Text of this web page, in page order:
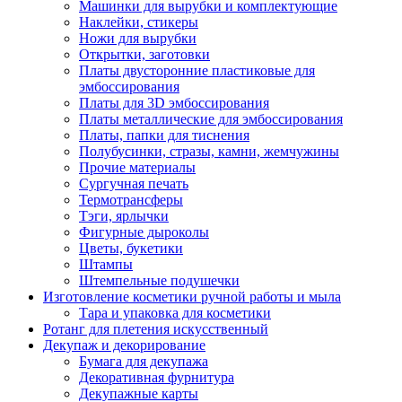
Машинки для вырубки и комплектующие
Наклейки, стикеры
Ножи для вырубки
Открытки, заготовки
Платы двусторонние пластиковые для
эмбоссирования
Платы для 3D эмбоссирования
Платы металлические для эмбоссирования
Платы, папки для тиснения
Полубусинки, стразы, камни, жемчужины
Прочие материалы
Сургучная печать
Термотрансферы
Тэги, ярлычки
Фигурные дыроколы
Цветы, букетики
Штампы
Штемпельные подушечки
Изготовление косметики ручной работы и мыла
Тара и упаковка для косметики
Ротанг для плетения искусственный
Декупаж и декорирование
Бумага для декупажа
Декоративная фурнитура
Декупажные карты